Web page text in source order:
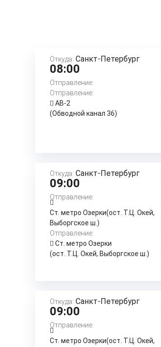
Откуда: Санкт-Петербург
08:00
Отправление:
Отправление:
АВ-2
(Обводной канал 36)
Откуда: Санкт-Петербург
09:00
Отправление:
Ст. метро Озерки(ост. Т.Ц. Окей,
Выборгское ш.)
Отправление:
Ст. метро Озерки
(ост. Т.Ц. Окей, Выборгское ш.)
Откуда: Санкт-Петербург
09:00
Отправление:
Ст. метро Озерки(ост. Т.Ц. Окей,